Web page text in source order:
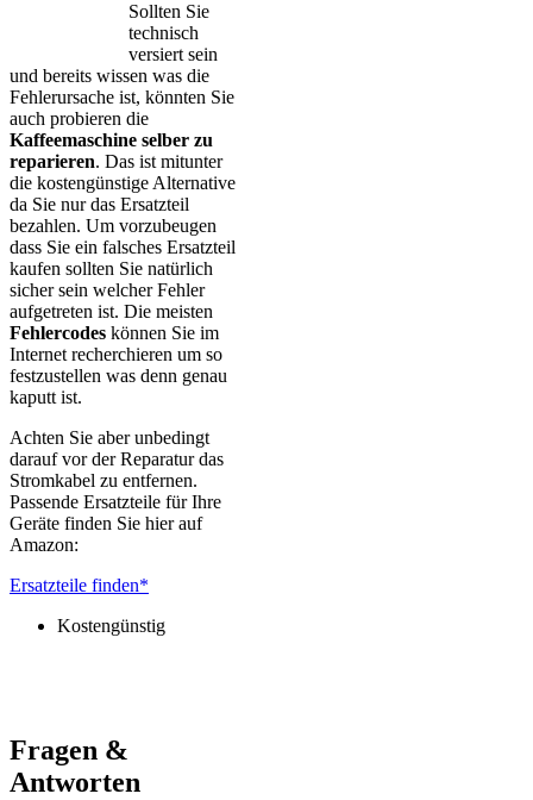
Sollten Sie
technisch
versiert sein
und bereits wissen was die
Fehlerursache ist, könnten Sie
auch probieren die
Kaffeemaschine selber zu
reparieren. Das ist mitunter
die kostengünstige Alternative
da Sie nur das Ersatzteil
bezahlen. Um vorzubeugen
dass Sie ein falsches Ersatzteil
kaufen sollten Sie natürlich
sicher sein welcher Fehler
aufgetreten ist. Die meisten
Fehlercodes können Sie im
Internet recherchieren um so
festzustellen was denn genau
kaputt ist.
Achten Sie aber unbedingt
darauf vor der Reparatur das
Stromkabel zu entfernen.
Passende Ersatzteile für Ihre
Geräte finden Sie hier auf
Amazon:
Ersatzteile finden*
Kostengünstig
Fragen &
Antworten